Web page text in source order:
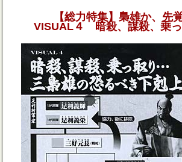
【総力特集】梟雄か、
VISUAL４ 暗殺、謀殺、乗